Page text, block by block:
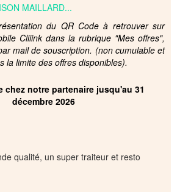
MAILLARD...
du QR Code à retrouver sur
Cliiink dans la rubrique "Mes offres",
mail de souscription. (non cumulable et
la limite des offres disponibles).
chez notre partenaire jusqu'au 31
décembre 2026
qualité, un super traiteur et resto